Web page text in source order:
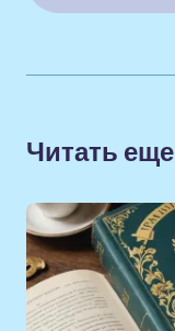
Читать еще